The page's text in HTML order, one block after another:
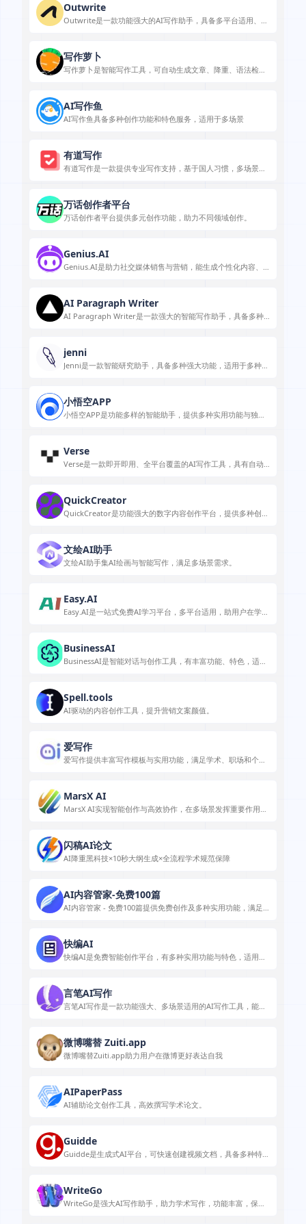
Outwrite
Outwrite是一款功能强大的AI写作助手，具备多平台适用、功
写作萝卜
写作萝卜是智能写作工具，可自动生成文章、降重、语法检
AI写作鱼
AI写作鱼具备多种创作功能和特色服务，适用于多场景
有道写作
有道写作是一款提供专业写作支持，基于国人习惯，多场景多
万话创作者平台
万话创作者平台提供多元创作功能，助力不同领域创作。
Genius.AI
Genius.AI是助力社交媒体销售与营销，能生成个性化内容、
AI Paragraph Writer
AI Paragraph Writer是一款强大的智能写作助手，具备多种
jenni
Jenni是一款智能研究助手，具备多种强大功能，适用于多种写
小悟空APP
小悟空APP是功能多样的智能助手，提供多种实用功能与独特
Verse
Verse是一款即开即用、全平台覆盖的AI写作工具，具有自动
QuickCreator
QuickCreator是功能强大的数字内容创作平台，提供多种创作
文绘AI助手
文绘AI助手集AI绘画与智能写作，满足多场景需求。
Easy.AI
Easy.AI是一站式免费AI学习平台，多平台适用，助用户在学
BusinessAI
BusinessAI是智能对话与创作工具，有丰富功能、特色，适用
Spell.tools
AI驱动的内容创作工具，提升营销文案颜值。
爱写作
爱写作提供丰富写作模板与实用功能，满足学术、职场和个人
MarsX AI
MarsX AI实现智能创作与高效协作，在多场景发挥重要作用，
闪稿AI论文
AI降重黑科技×10秒大纲生成×全流程学术规范保障
AI内容管家-免费100篇
AI内容管家 - 免费100篇提供免费创作及多种实用功能，满足
快编AI
快编AI是免费智能创作平台，有多种实用功能与特色，适用于
言笔AI写作
言笔AI写作是一款功能强大、多场景适用的AI写作工具，能助
微博嘴替 Zuiti.app
微博嘴替Zuiti.app助力用户在微博更好表达自我
AIPaperPass
AI辅助论文创作工具，高效撰写学术论文。
Guidde
Guidde是生成式AI平台，可快速创建视频文档，具备多种特色
WriteGo
WriteGo是强大AI写作助手，助力学术写作，功能丰富，保障